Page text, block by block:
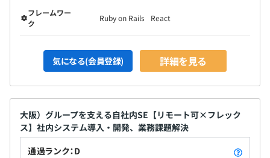
フレームワー
ク
Ruby on Rails React
気になる(会員登録) 詳細を見る
大阪）グループを支える自社内SE【リモート可×フレック
ス】社内システム導入・開発、業務課題解決
通過ランク：D